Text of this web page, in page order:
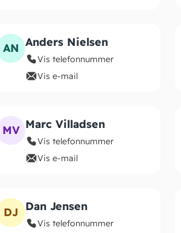
AN Anders Nielsen
Vis telefonnummer
Vis e-mail
MV Marc Villadsen
Vis telefonnummer
Vis e-mail
DJ Dan Jensen
Vis telefonnummer